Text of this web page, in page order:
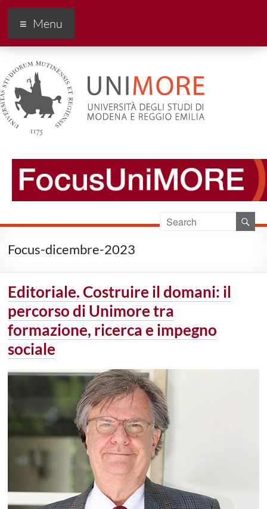
FocusUnimore
Menu
Focus-dicembre-2023
Editoriale. Costruire il domani: il
percorso di Unimore tra
formazione, ricerca e impegno
sociale